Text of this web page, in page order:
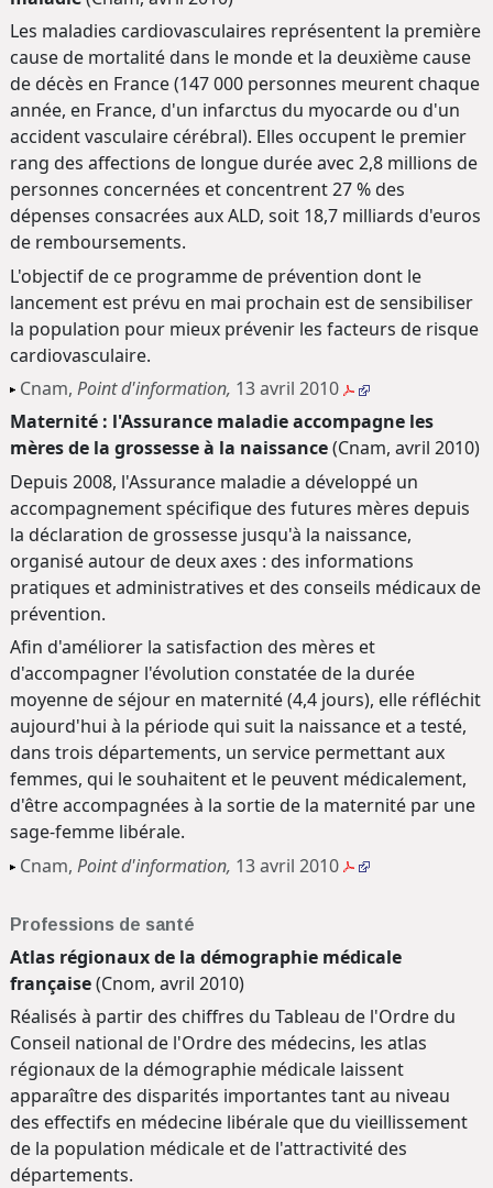
Les maladies cardiovasculaires représentent la première
cause de mortalité dans le monde et la deuxième cause
de décès en France (147 000 personnes meurent chaque
année, en France, d'un infarctus du myocarde ou d'un
accident vasculaire cérébral). Elles occupent le premier
rang des affections de longue durée avec 2,8 millions de
personnes concernées et concentrent 27 % des
dépenses consacrées aux ALD, soit 18,7 milliards d'euros
de remboursements.
L'objectif de ce programme de prévention dont le
lancement est prévu en mai prochain est de sensibiliser
la population pour mieux prévenir les facteurs de risque
cardiovasculaire.
Cnam, Point d'information, 13 avril 2010
Maternité : l'Assurance maladie accompagne les
mères de la grossesse à la naissance(Cnam, avril 2010)
Depuis 2008, l'Assurance maladie a développé un
accompagnement spécifique des futures mères depuis
la déclaration de grossesse jusqu'à la naissance,
organisé autour de deux axes : des informations
pratiques et administratives et des conseils médicaux de
prévention.
Afin d'améliorer la satisfaction des mères et
d'accompagner l'évolution constatée de la durée
moyenne de séjour en maternité (4,4 jours), elle réfléchit
aujourd'hui à la période qui suit la naissance et a testé,
dans trois départements, un service permettant aux
femmes, qui le souhaitent et le peuvent médicalement,
d'être accompagnées à la sortie de la maternité par une
sage-femme libérale.
Cnam, Point d'information, 13 avril 2010
Professions de santé
Atlas régionaux de la démographie médicale
française(Cnom, avril 2010)
Réalisés à partir des chiffres du Tableau de l'Ordre du
Conseil national de l'Ordre des médecins, les atlas
régionaux de la démographie médicale laissent
apparaître des disparités importantes tant au niveau
des effectifs en médecine libérale que du vieillissement
de la population médicale et de l'attractivité des
départements.